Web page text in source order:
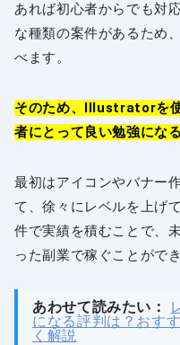
あれば初心者からでも対
な種類の案件があるため
べます。
そのため、Illustratorを
者にとって良い勉強にな
最初はアイコンやバナー
て、徐々にレベルを上げ
件で実績を積むことで、
った副業で稼ぐことがで
あわせて読みたい：
になる評判は？おす
く解説